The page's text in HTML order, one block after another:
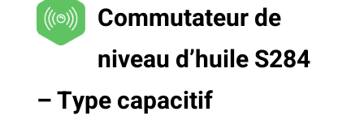
Commutateur de
niveau d’huile S284
– Type capacitif